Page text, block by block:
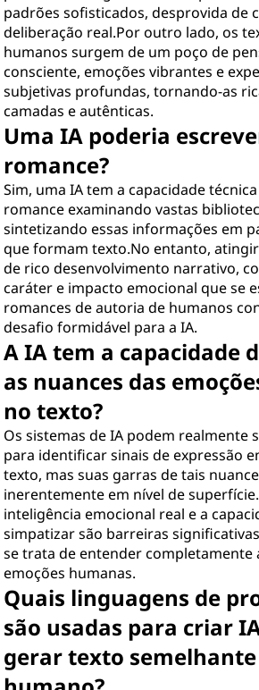
padrões sofisticados, desprovida de
deliberação real.Por outro lado, os
humanos surgem de um poço de
consciente, emoções vibrantes e
subjetivas profundas, tornando-as
camadas e autênticas.
Uma IA poderia
romance?
Sim, uma IA tem a capacidade
romance examinando vastas
sintetizando essas informações em
que formam texto.No entanto,
de rico desenvolvimento narrativo,
caráter e impacto emocional que se
romances de autoria de humanos
desafio formidável para a IA.
A IA tem a capacidade
as nuances das
no texto?
Os sistemas de IA podem realmente
para identificar sinais de expressão
texto, mas suas garras de tais
inerentemente em nível de
inteligência emocional real e a
simpatizar são barreiras
se trata de entender completamente
emoções humanas.
Quais linguagens de
são usadas para criar
gerar texto